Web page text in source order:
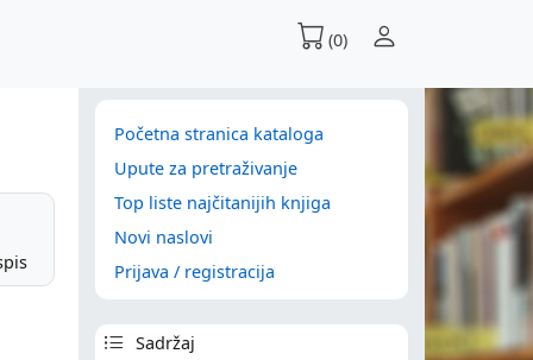
(0)
Početna stranica kataloga
Upute za pretraživanje
Top liste najčitanijih knjiga
Novi naslovi
Prijava / registracija
Sadržaj